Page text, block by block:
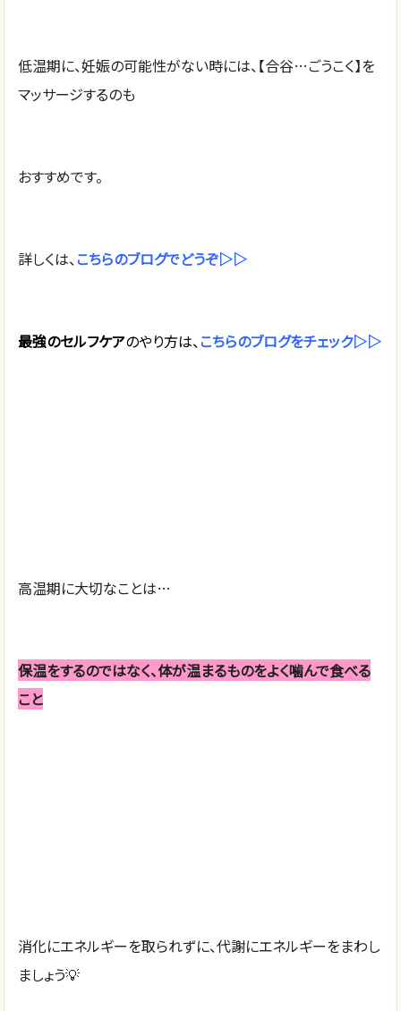
低温期に、妊娠の可能性がない時には、【合谷…ごうこく】を
マッサージするのも
おすすめです。
詳しくは、こちらのブログでどうぞ▷▷
最強のセルフケアのやり方は、こちらのブログをチェック▷▷
高温期に大切なことは…
保温をするのではなく、体が温まるものをよく噛んで食べる
こと
消化にエネルギーを取られずに、代謝にエネルギーをまわし
ましょう💡